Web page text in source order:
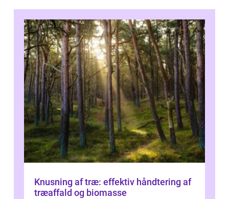
Knusning af træ: effektiv håndtering af
træaffald og biomasse